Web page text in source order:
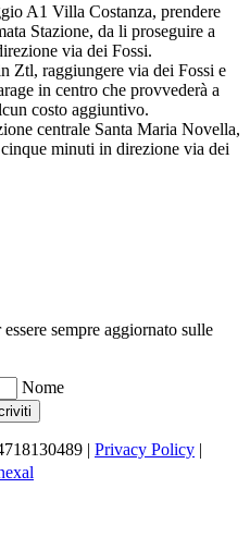
A1 Villa Costanza, prendere
Stazione, da li proseguire a
via dei Fossi.
Ztl, raggiungere via dei Fossi e
in centro che provvederà a
costo aggiuntivo.
centrale Santa Maria Novella,
minuti in direzione via dei
sempre aggiornato sulle
Nome
| Privacy Policy |